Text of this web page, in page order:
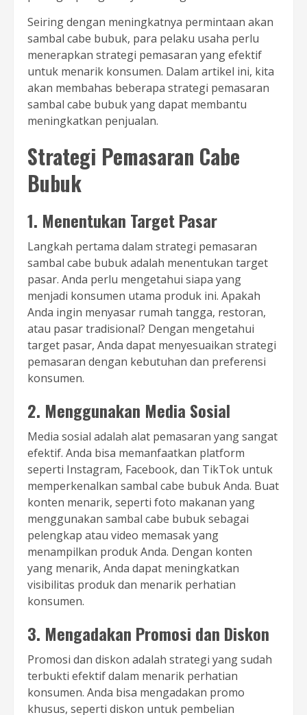
Seiring dengan meningkatnya permintaan akan
sambal cabe bubuk, para pelaku usaha perlu
menerapkan strategi pemasaran yang efektif
untuk menarik konsumen. Dalam artikel ini, kita
akan membahas beberapa strategi pemasaran
sambal cabe bubuk yang dapat membantu
meningkatkan penjualan.
Strategi Pemasaran Cabe
Bubuk
1. Menentukan Target Pasar
Langkah pertama dalam strategi pemasaran
sambal cabe bubuk adalah menentukan target
pasar. Anda perlu mengetahui siapa yang
menjadi konsumen utama produk ini. Apakah
Anda ingin menyasar rumah tangga, restoran,
atau pasar tradisional? Dengan mengetahui
target pasar, Anda dapat menyesuaikan strategi
pemasaran dengan kebutuhan dan preferensi
konsumen.
2. Menggunakan Media Sosial
Media sosial adalah alat pemasaran yang sangat
efektif. Anda bisa memanfaatkan platform
seperti Instagram, Facebook, dan TikTok untuk
memperkenalkan sambal cabe bubuk Anda. Buat
konten menarik, seperti foto makanan yang
menggunakan sambal cabe bubuk sebagai
pelengkap atau video memasak yang
menampilkan produk Anda. Dengan konten
yang menarik, Anda dapat meningkatkan
visibilitas produk dan menarik perhatian
konsumen.
3. Mengadakan Promosi dan Diskon
Promosi dan diskon adalah strategi yang sudah
terbukti efektif dalam menarik perhatian
konsumen. Anda bisa mengadakan promo
khusus, seperti diskon untuk pembelian